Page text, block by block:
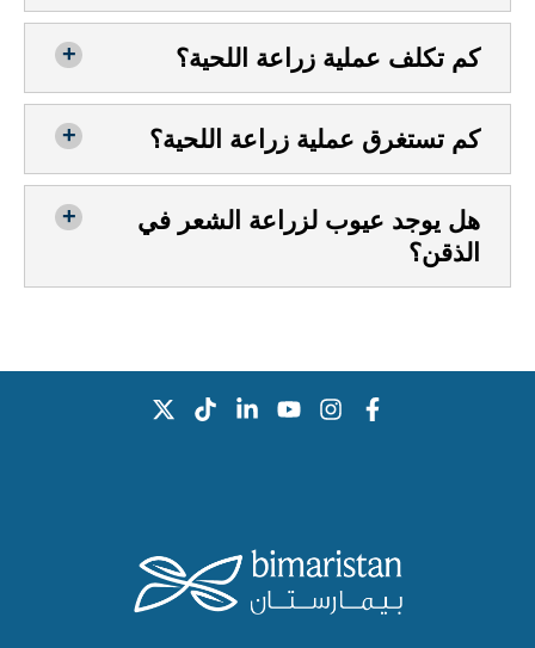
كم تكلف عملية زراعة اللحية؟
كم تستغرق عملية زراعة اللحية؟
هل يوجد عيوب لزراعة الشعر في
الذقن؟